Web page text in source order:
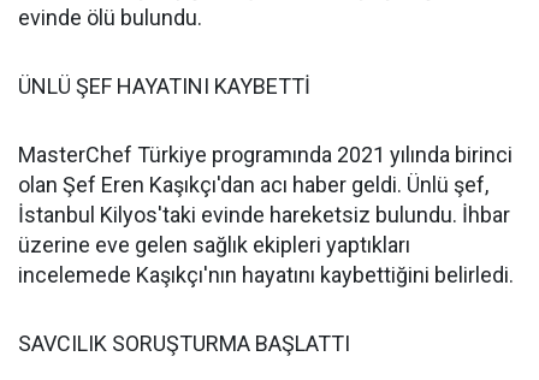
evinde ölü bulundu.
ÜNLÜ ŞEF HAYATINI KAYBETTİ
MasterChef Türkiye programında 2021 yılında birinci
olan Şef Eren Kaşıkçı'dan acı haber geldi. Ünlü şef,
İstanbul Kilyos'taki evinde hareketsiz bulundu. İhbar
üzerine eve gelen sağlık ekipleri yaptıkları
incelemede Kaşıkçı'nın hayatını kaybettiğini belirledi.
SAVCILIK SORUŞTURMA BAŞLATTI